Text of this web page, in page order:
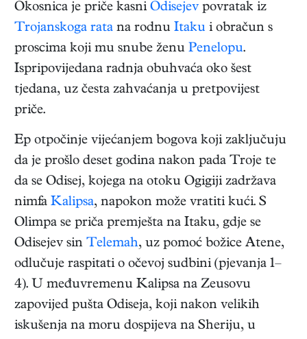
Okosnica je priče kasni Odisejev povratak iz
Trojanskoga rata na rodnu Itaku i obračun s
proscima koji mu snube ženu Penelopu.
Ispripovijedana radnja obuhvaća oko šest
tjedana, uz česta zahvaćanja u pretpovijest
priče.
Ep otpočinje vijećanjem bogova koji zaključuju
da je prošlo deset godina nakon pada Troje te
da se Odisej, kojega na otoku Ogigiji zadržava
nimfa Kalipsa, napokon može vratiti kući. S
Olimpa se priča premješta na Itaku, gdje se
Odisejev sin Telemah, uz pomoć božice Atene,
odlučuje raspitati o očevoj sudbini (pjevanja 1–
4). U međuvremenu Kalipsa na Zeusovu
zapovijed pušta Odiseja, koji nakon velikih
iskušenja na moru dospijeva na Sheriju, u